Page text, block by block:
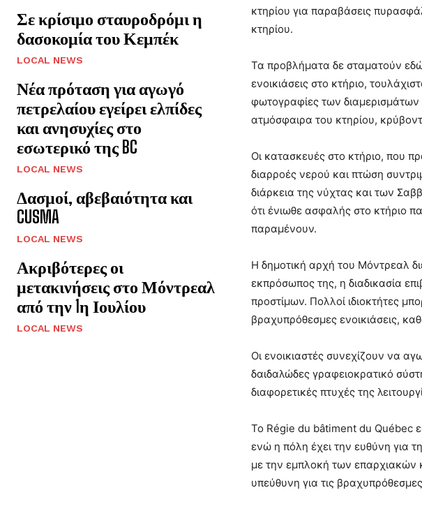
Σε κρίσιμο σταυροδρόμι η
δασοκομία του Κεμπέκ
LOCAL NEWS
Νέα πρόταση για αγωγό
πετρελαίου εγείρει ελπίδες
και ανησυχίες στο
εσωτερικό της BC
LOCAL NEWS
Δασμοί, αβεβαιότητα και
CUSMA
LOCAL NEWS
Ακριβότερες οι
μετακινήσεις στο Μόντρεαλ
από την 1η Ιουλίου
LOCAL NEWS
κτηρίου για παραβάσεις
κτηρίου.
Τα προβλήματα δε σταματούν
ενοικιάσεις στο κτήριο,
φωτογραφίες των
ατμόσφαιρα του κτηρίου,
Οι κατασκευές στο κτήριο, που
διαρροές νερού και πτώση
διάρκεια της νύχτας και των
ότι ένιωθε ασφαλής στο κτήριο
παραμένουν.
Η δημοτική αρχή του Μόντρεαλ
εκπρόσωπος της, η διαδικασία
προστίμων. Πολλοί ιδιοκτήτες
βραχυπρόθεσμες ενοικιάσεις,
Οι ενοικιαστές συνεχίζουν να
δαιδαλώδες γραφειοκρατικό
διαφορετικές πτυχές της
Το Régie du bâtiment du Québec
ενώ η πόλη έχει την ευθύνη για
με την εμπλοκή των επαρχιακών
υπεύθυνη για τις βραχυπρόθεσμες